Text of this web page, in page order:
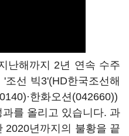
난해까지 2년 연속 수주
'조선 빅3'(HD한국조선해
·한화오션(042660))
를 올리고 있습니다. 과
2020년까지의 불황을 끝